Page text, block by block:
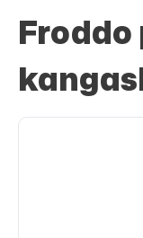
Froddo paljasjalka